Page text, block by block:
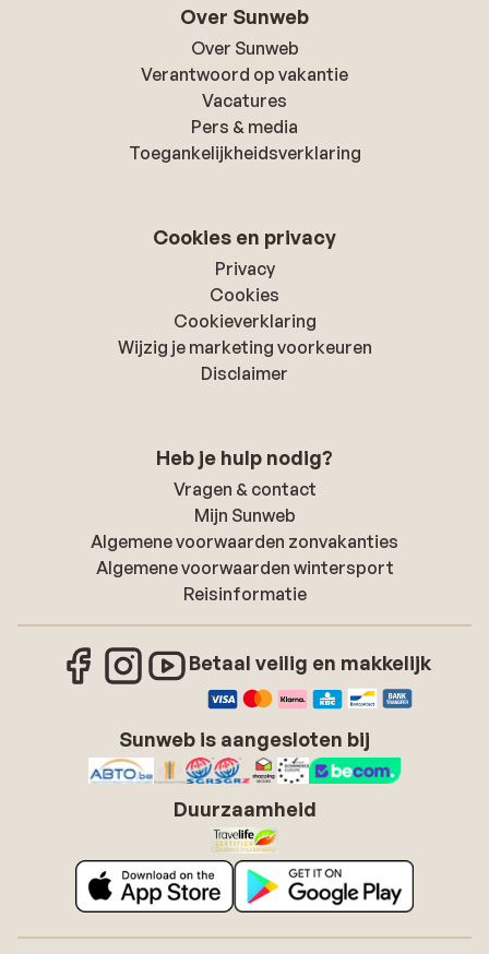
Over Sunweb
Over Sunweb
Verantwoord op vakantie
Vacatures
Pers & media
Toegankelijkheidsverklaring
Cookies en privacy
Privacy
Cookies
Cookieverklaring
Wijzig je marketing voorkeuren
Disclaimer
Heb je hulp nodig?
Vragen & contact
Mijn Sunweb
Algemene voorwaarden zonvakanties
Algemene voorwaarden wintersport
Reisinformatie
Betaal veilig en makkelijk
Sunweb is aangesloten bij
Duurzaamheid